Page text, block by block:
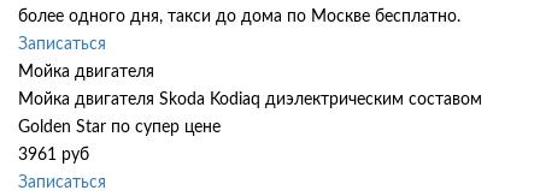
более одного дня, такси до дома по Москве бесплатно.
Записаться
Мойка двигателя
Мойка двигателя Skoda Kodiaq диэлектрическим составом
Golden Star по супер цене
3961 руб
Записаться